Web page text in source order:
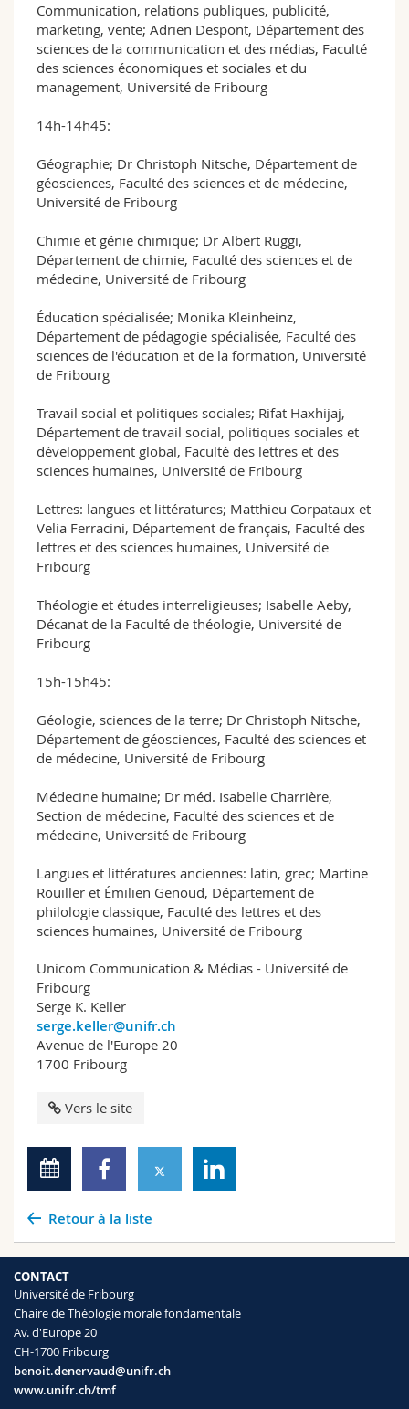
Communication, relations publiques, publicité,
marketing, vente; Adrien Despont, Département des
sciences de la communication et des médias, Faculté
des sciences économiques et sociales et du
management, Université de Fribourg
14h-14h45:
Géographie; Dr Christoph Nitsche, Département de
géosciences, Faculté des sciences et de médecine,
Université de Fribourg
Chimie et génie chimique; Dr Albert Ruggi,
Département de chimie, Faculté des sciences et de
médecine, Université de Fribourg
Éducation spécialisée; Monika Kleinheinz,
Département de pédagogie spécialisée, Faculté des
sciences de l'éducation et de la formation, Université
de Fribourg
Travail social et politiques sociales; Rifat Haxhijaj,
Département de travail social, politiques sociales et
développement global, Faculté des lettres et des
sciences humaines, Université de Fribourg
Lettres: langues et littératures; Matthieu Corpataux et
Velia Ferracini, Département de français, Faculté des
lettres et des sciences humaines, Université de
Fribourg
Théologie et études interreligieuses; Isabelle Aeby,
Décanat de la Faculté de théologie, Université de
Fribourg
15h-15h45:
Géologie, sciences de la terre; Dr Christoph Nitsche,
Département de géosciences, Faculté des sciences et
de médecine, Université de Fribourg
Médecine humaine; Dr méd. Isabelle Charrière,
Section de médecine, Faculté des sciences et de
médecine, Université de Fribourg
Langues et littératures anciennes: latin, grec; Martine
Rouiller et Émilien Genoud, Département de
philologie classique, Faculté des lettres et des
sciences humaines, Université de Fribourg
Unicom Communication & Médias - Université de
Fribourg
Serge K. Keller
serge.keller@unifr.ch
Avenue de l'Europe 20
1700 Fribourg
Vers le site
Retour à la liste
CONTACT
Université de Fribourg
Chaire de Théologie morale fondamentale
Av. d'Europe 20
CH-1700 Fribourg
benoit.denervaud@unifr.ch
www.unifr.ch/tmf